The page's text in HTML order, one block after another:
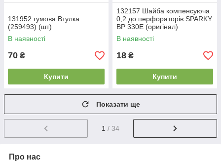
131952 гумова Втулка
(259493) (шт)
В наявності
70 ₴
Купити
132157 Шайба компенсуюча
0,2 до перфораторів SPARKY
BP 330E (оригінал)
В наявності
18 ₴
Купити
Показати ще
1 / 34
Про нас